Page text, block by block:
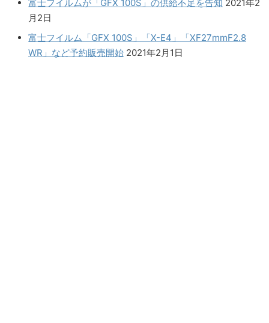
富士フイルムが「GFX 100S」の供給不足を告知 2021年2
月2日
富士フイルム「GFX 100S」「X-E4」「XF27mmF2.8
WR」など予約販売開始 2021年2月1日